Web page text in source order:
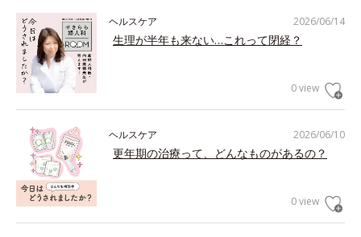
2026/06/14
ヘルスケア
生理が半年も来ない…これって閉経？
0 view
2026/06/10
ヘルスケア
更年期の治療って、どんなものがあるの？
0 view